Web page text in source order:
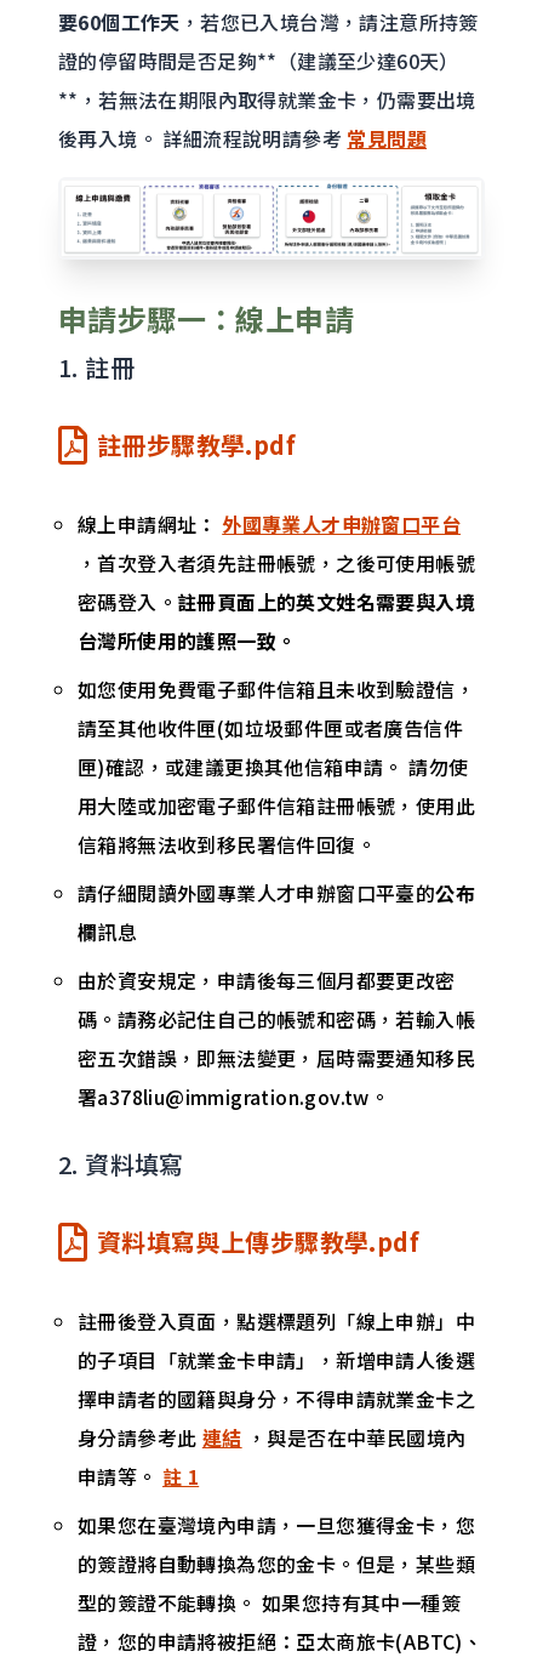
要60個工作天 ，若您已入境台灣，請注意所持簽
證的停留時間是否足夠**（建議至少達60天）
**，若無法在期限內取得就業金卡，仍需要出境
後再入境。 詳細流程說明請參考 常見問題
申請步驟一：線上申請
1. 註冊
註冊步驟教學.pdf
線上申請網址： 外國專業人才申辦窗口平台
，首次登入者須先註冊帳號，之後可使用帳號
密碼登入。 註冊頁面上的英文姓名需要與入境
台灣所使用的護照一致。
如您使用免費電子郵件信箱且未收到驗證信，
請至其他收件匣(如垃圾郵件匣或者廣告信件
匣)確認，或建議更換其他信箱申請。 請勿使
用大陸或加密電子郵件信箱註冊帳號，使用此
信箱將無法收到移民署信件回復。
請仔細閱讀外國專業人才申辦窗口平臺的公布
欄訊息
由於資安規定，申請後每三個月都要更改密
碼。請務必記住自己的帳號和密碼，若輸入帳
密五次錯誤，即無法變更，屆時需要通知移民
署a378liu@immigration.gov.tw。
2. 資料填寫
資料填寫與上傳步驟教學.pdf
註冊後登入頁面，點選標題列「線上申辦」中
的子項目「就業金卡申請」，新增申請人後選
擇申請者的國籍與身分，不得申請就業金卡之
身分請參考此 連結 ，與是否在中華民國境內
申請等。 註 1
如果您在臺灣境內申請，一旦您獲得金卡，您
的簽證將自動轉換為您的金卡。但是，某些類
型的簽證不能轉換。 如果您持有其中一種簽
證，您的申請將被拒絕：亞太商旅卡(ABTC)、